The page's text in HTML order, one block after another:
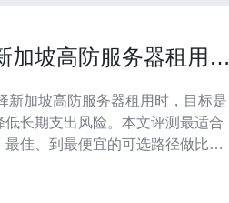
加坡高防服务器租用如
新加坡高防服务器租用时，目标是
长期支出风险。本文评测最适合
佳、到最便宜的可选路径做比
应商（最好），也要评估性价比